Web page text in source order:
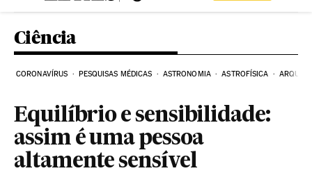
Ciência
CORONAVÍRUS PESQUISAS MÉDICAS ASTRONOMIA ASTROFÍSICA
Equilíbrio e sensibilidade:
assim é uma pessoa
altamente sensível